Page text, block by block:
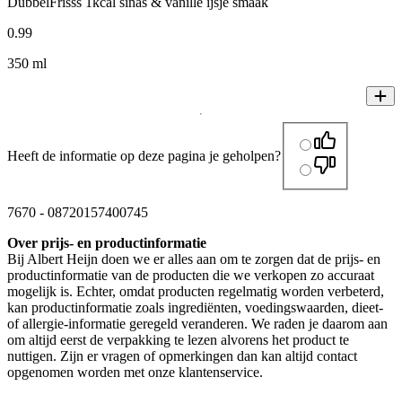
0.99
350 ml
Heeft de informatie op deze pagina je geholpen?
7670 - 08720157400745
Over prijs- en productinformatie
Bij Albert Heijn doen we er alles aan om te zorgen dat de prijs- en
productinformatie van de producten die we verkopen zo accuraat
mogelijk is. Echter, omdat producten regelmatig worden verbeterd,
kan productinformatie zoals ingrediënten, voedingswaarden, dieet-
of allergie-informatie geregeld veranderen. We raden je daarom aan
om altijd eerst de verpakking te lezen alvorens het product te
nuttigen. Zijn er vragen of opmerkingen dan kan altijd contact
opgenomen worden met onze klantenservice.